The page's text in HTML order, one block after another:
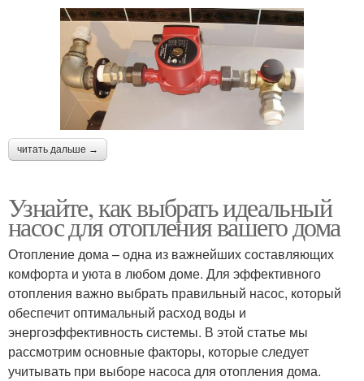
читать дальше →
Узнайте, как выбрать идеальный
насос для отопления вашего дома
Отопление дома – одна из важнейших составляющих
комфорта и уюта в любом доме. Для эффективного
отопления важно выбрать правильный насос, который
обеспечит оптимальный расход воды и
энергоэффективность системы. В этой статье мы
рассмотрим основные факторы, которые следует
учитывать при выборе насоса для отопления дома.